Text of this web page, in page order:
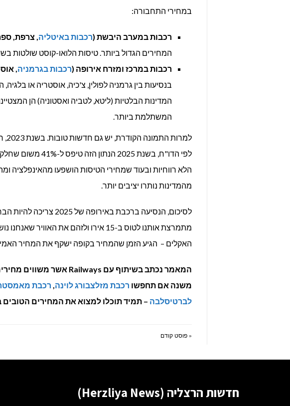
במחירי התחבורה:
רכבות במערב היבשת (רכבות באיטליה, צרפת,
המחירים הגדול ביותר. טיסות הלואו-קוסט שולטות
רכבות במרכז ומזרח אירופה (רכבות בגרמניה,
בנסיעות בין גרמניה לפולין, צ'כיה, אוסטריה או
המדינות הבלטיות (ליטא, לטביה ואסטוניה) הן
המשתלמת ביותר.
לפי הדו"ח, בשנת
הלא רווחיות ובעוד שמחירי הטיסות הושפעו מהאינפלציה
מהמדינות נותרו יציבים יותר.
לסיכום, הנסיעה ברכבת
מתמרצת אותנו לטוס ב-15 אירו ולזהם את
האקלים – הגיע הזמן שהמחיר בקופה ישקף את המחיר
המאמר נכתב בשיתוף עם Railways
משנה אם תחפשו רכבת מזלצבורג לוינה, רכבת
לברטיסלבה – תמיד תוכלו למצוא את המחירים הטובים
« פוסט קודם
חדשות הרצליה (Herzliya News)